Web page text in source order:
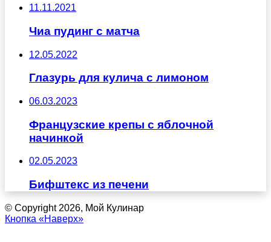
11.11.2021
Чиа пудинг с матча
12.05.2022
Глазурь для кулича с лимоном
06.03.2023
Французские крепы с яблочной
начинкой
02.05.2023
Бифштекс из печени
© Copyright 2026, Мой Кулинар
Кнопка «Наверх»